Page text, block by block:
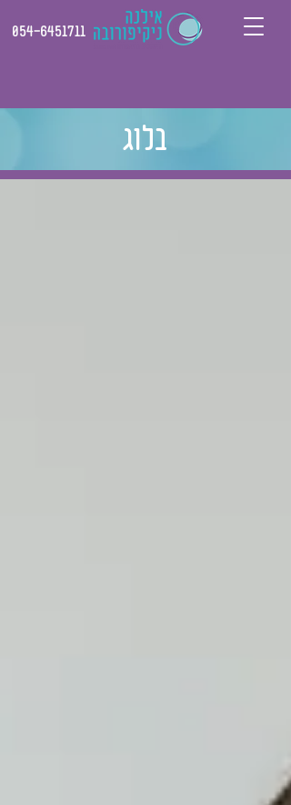
054-6451711
בלוג